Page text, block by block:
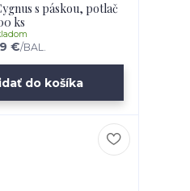
s páskou, potlač
ks
€/BAL.
do košíka